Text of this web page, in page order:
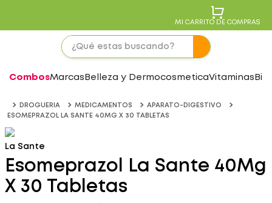
MI CARRITO DE COMPRAS
CombosMarcas Belleza y DermocosmeticaVitaminas
DROGUERIA MEDICAMENTOS
APARATO-DIGESTIVO
ESOMEPRAZOL LA SANTE 40MG X 30 TABLETAS
La Sante
Esomeprazol La Sante 40Mg
X 30 Tabletas